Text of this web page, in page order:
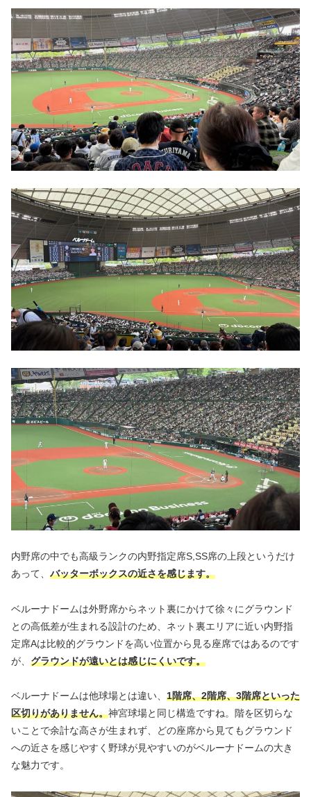
内野席の中でも高級ランクの内野指定席S,SS席の上段というだけ
あって、 バッターボックスの近さを感じます。
ベルーナドームは外野席からネット裏にかけて徐々にグラウンド
との高低差が生まれる設計のため、ネット裏エリアに近い内野指
定席Aは比較的グラウンドを高い位置から見る座席ではあるのです
が、 グラウンドが遠いとは感じにくいです。
ベルーナドームは他球場とは違い、 1階席、2階席、3階席といった
区切りがありません。神宮球場と同じ構造ですね。階を区切らな
いことで余計な高さが生まれず、どの座席から見てもグラウンド
への近さを感じやすく野球が見やすいのがベルーナドームの大き
な魅力です。